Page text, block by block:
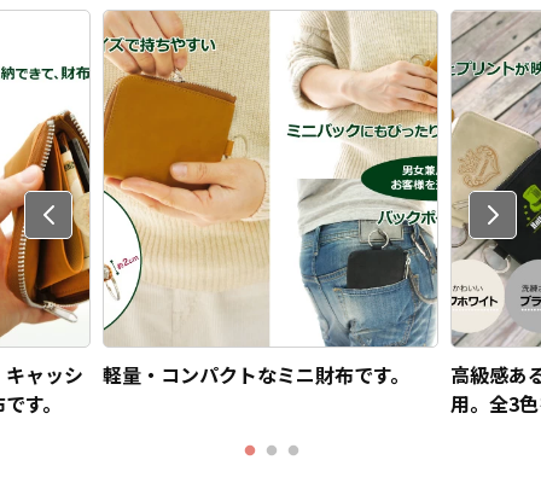
Previo
us
ャッシ
す。
軽量・コンパクトなミニ財布です。
高級感あ
用。全3